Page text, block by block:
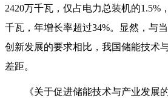
2420万千瓦，仅占电力总装机的1.5%
千瓦，年增长率超过34%。显然，与
创新发展的要求相比，我国储能技术
差距。
《关于促进储能技术与产业发展